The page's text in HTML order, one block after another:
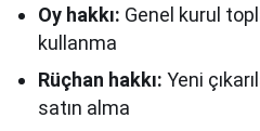
Oy hakkı: Genel kurul
kullanma
Rüçhan hakkı: Yeni
satın alma